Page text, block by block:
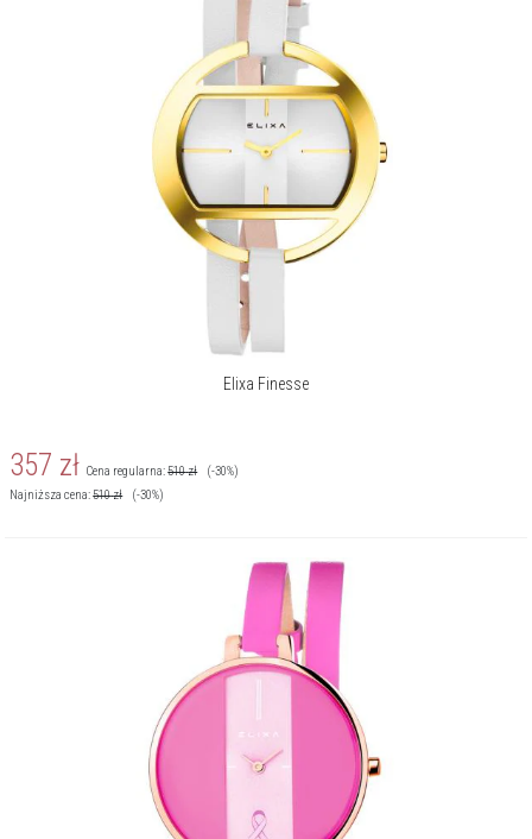
Elixa Finesse
357 zł Cena regularna:510zł
(-30%)
Najniższa cena:510zł (-30%)